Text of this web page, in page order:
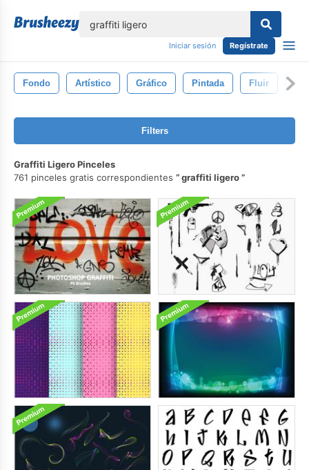
Iniciar sesión Regístrate
Fondo Artístico Gráfico Pintada Fluir
Filters
Graffiti Ligero Pinceles
761 pinceles gratis correspondientes
graffiti ligero